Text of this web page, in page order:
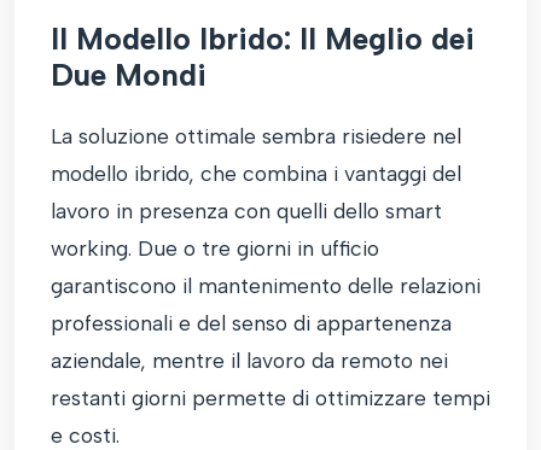
Il Modello Ibrido: Il Meglio dei
Due Mondi
La soluzione ottimale sembra risiedere nel
modello ibrido, che combina i vantaggi del
lavoro in presenza con quelli dello smart
working. Due o tre giorni in ufficio
garantiscono il mantenimento delle relazioni
professionali e del senso di appartenenza
aziendale, mentre il lavoro da remoto nei
restanti giorni permette di ottimizzare tempi
e costi.